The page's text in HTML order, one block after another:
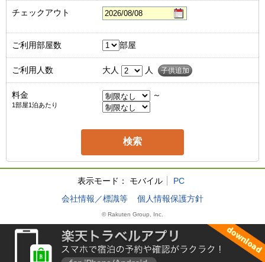
チェックアウト
ご利用部屋数 部屋
ご利用人数 大人 人 子供追加
料金
1部屋1泊あたり
～
表示モード： モバイル
PC
会社情報／標識等
個人情報保護方針
© Rakuten Group, Inc.